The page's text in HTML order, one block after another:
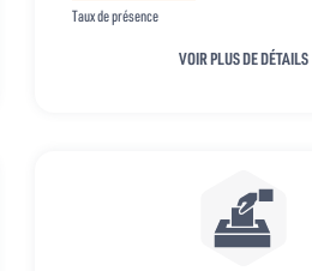
Taux de présence
VOIR PLUS DE DÉTAILS